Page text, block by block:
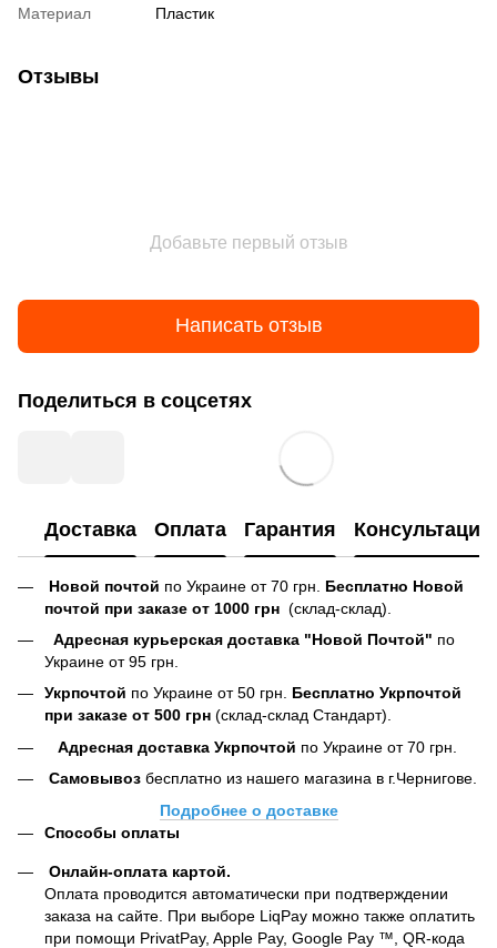
Материал Пластик
Отзывы
Добавьте первый отзыв
Написать отзыв
Поделиться в соцсетях
Доставка Оплата Гарантия Консультация
Новой почтой по Украине от 70 грн. Бесплатно Новой
почтой при заказе от 1000 грн (склад-склад).
Адресная курьерская доставка "Новой Почтой" по
Украине от 95 грн.
Укрпочтой по Украине от 50 грн. Бесплатно Укрпочтой
при заказе от 500 грн (склад-склад Стандарт).
Адресная доставка Укрпочтой по Украине от 70 грн.
Самовывоз бесплатно из нашего магазина в г.Чернигове.
Подробнее о доставке
Способы оплаты
Онлайн-оплата картой.
Оплата проводится автоматически при подтверждении
заказа на сайте. При выборе LiqPay можно также оплатить
при помощи PrivatPay, Apple Pay, Google Pay ™, QR-кода